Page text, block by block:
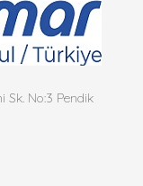
Sk. No:3 Pendik